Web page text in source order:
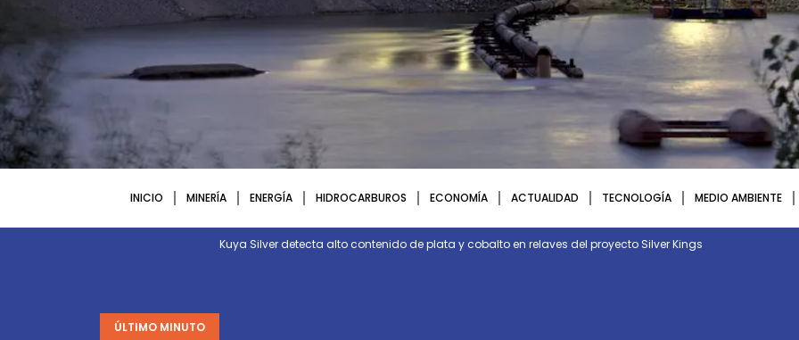
INICIO MINERÍA ENERGÍA HIDROCARBUROS ECONOMÍA ACTUALIDAD TECNOLOGÍA MEDIO AMBIENTE
ÚLTIMO MINUTO
Kuya Silver detecta alto contenido de plata y cobalto en relaves del proyecto Silver Kings